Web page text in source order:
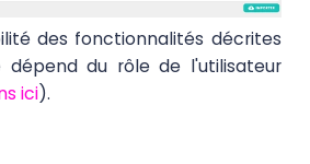
des fonctionnalités décrites
du rôle de l'utilisateur
ici).